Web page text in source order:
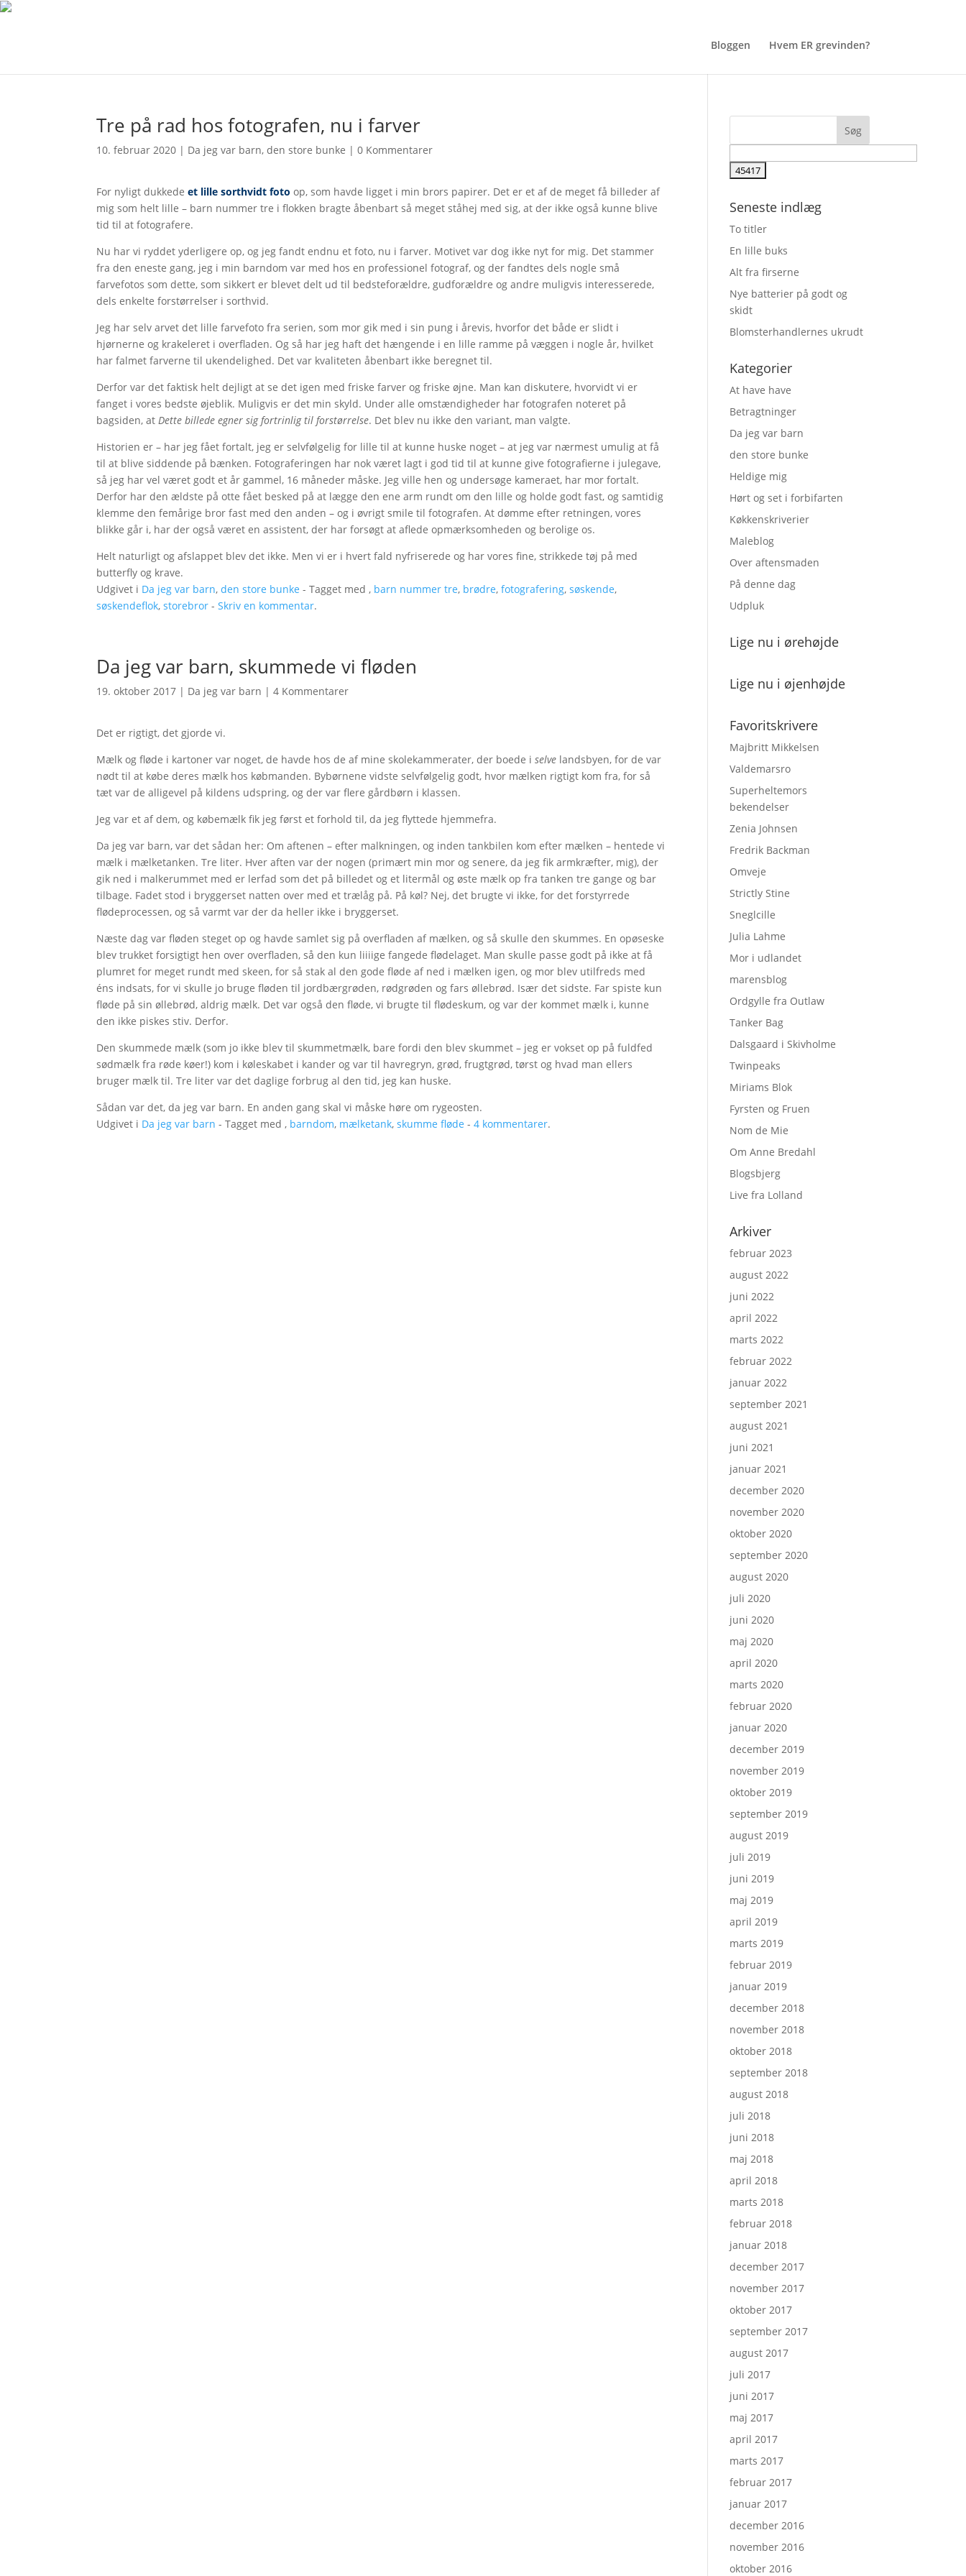
Bloggen Hvem ER grevinden?
Tre på rad hos fotografen, nu i farver
10. februar 2020 | Da jeg var barn,den store bunke |0 Kommentarer
For nyligt dukkedeet lille sorthvidt foto op, som havde ligget i min brors papirer. Det er et af de meget få billeder af
mig som helt lille – barn nummer tre i flokken bragte åbenbart så meget ståhej med sig, at der ikke også kunne blive
tid til at fotografere.
Nu har vi ryddet yderligere op, og jeg fandt endnu et foto, nu i farver. Motivet var dog ikke nyt for mig. Det stammer
fra den eneste gang, jeg i min barndom var med hos en professionel fotograf, og der fandtes dels nogle små
farvefotos som dette, som sikkert er blevet delt ud til bedsteforældre, gudforældre og andre muligvis interesserede,
dels enkelte forstørrelser i sorthvid.
Jeg har selv arvet det lille farvefoto fra serien, som mor gik med i sin pung i årevis, hvorfor det både er slidt i
hjørnerne og krakeleret i overfladen. Og så har jeg haft det hængende i en lille ramme på væggen i nogle år, hvilket
har falmet farverne til ukendelighed. Det var kvaliteten åbenbart ikke beregnet til.
Derfor var det faktisk helt dejligt at se det igen med friske farver og friske øjne. Man kan diskutere, hvorvidt vi er
fanget i vores bedste øjeblik. Muligvis er det min skyld. Under alle omstændigheder har fotografen noteret på
bagsiden, atDette billede egner sig fortrinlig til forstørrelse. Det blev nu ikke den variant, man valgte.
Historien er – har jeg fået fortalt, jeg er selvfølgelig for lille til at kunne huske noget – at jeg var nærmest umulig at få
til at blive siddende på bænken. Fotograferingen har nok været lagt i god tid til at kunne give fotografierne i julegave,
så jeg har vel været godt et år gammel, 16 måneder måske. Jeg ville hen og undersøge kameraet, har mor fortalt.
Derfor har den ældste på otte fået besked på at lægge den ene arm rundt om den lille og holde godt fast, og samtidig
klemme den femårige bror fast med den anden – og i øvrigt smile til fotografen. At dømme efter retningen, vores
blikke går i, har der også været en assistent, der har forsøgt at aflede opmærksomheden og berolige os.
Helt naturligt og afslappet blev det ikke. Men vi er i hvert fald nyfriserede og har vores fine, strikkede tøj på med
butterfly og krave.
Udgivet i Da jeg var barn,den store bunke - Tagget med , barn nummer tre, brødre,fotografering,søskende,
søskendeflok,storebror -Skriv en kommentar.
Da jeg var barn, skummede vi fløden
19. oktober 2017 | Da jeg var barn |4 Kommentarer
Det er rigtigt, det gjorde vi.
Mælk og fløde i kartoner var noget, de havde hos de af mine skolekammerater, der boede iselve landsbyen, for de var
nødt til at købe deres mælk hos købmanden. Bybørnene vidste selvfølgelig godt, hvor mælken rigtigt kom fra, for så
tæt var de alligevel på kildens udspring, og der var flere gårdbørn i klassen.
Jeg var et af dem, og købemælk fik jeg først et forhold til, da jeg flyttede hjemmefra.
Da jeg var barn, var det sådan her: Om aftenen – efter malkningen, og inden tankbilen kom efter mælken – hentede vi
mælk i mælketanken. Tre liter. Hver aften var der nogen (primært min mor og senere, da jeg fik armkræfter, mig), der
gik ned i malkerummet med er lerfad som det på billedet og et litermål og øste mælk op fra tanken tre gange og bar
tilbage. Fadet stod i bryggerset natten over med et trælåg på. På køl? Nej, det brugte vi ikke, for det forstyrrede
flødeprocessen, og så varmt var der da heller ikke i bryggerset.
Næste dag var fløden steget op og havde samlet sig på overfladen af mælken, og så skulle den skummes. En opøseske
blev trukket forsigtigt hen over overfladen, så den kun liiiige fangede flødelaget. Man skulle passe godt på ikke at få
plumret for meget rundt med skeen, for så stak al den gode fløde af ned i mælken igen, og mor blev utilfreds med
éns indsats, for vi skulle jo bruge fløden til jordbærgrøden, rødgrøden og fars øllebrød. Især det sidste. Far spiste kun
fløde på sin øllebrød, aldrig mælk. Det var også den fløde, vi brugte til flødeskum, og var der kommet mælk i, kunne
den ikke piskes stiv. Derfor.
Den skummede mælk (som jo ikke blev til skummetmælk, bare fordi den blev skummet – jeg er vokset op på fuldfed
sødmælk fra røde køer!) kom i køleskabet i kander og var til havregryn, grød, frugtgrød, tørst og hvad man ellers
bruger mælk til. Tre liter var det daglige forbrug al den tid, jeg kan huske.
Sådan var det, da jeg var barn. En anden gang skal vi måske høre om rygeosten.
Udgivet i Da jeg var barn - Tagget med , barndom, mælketank,skumme fløde -4 kommentarer.
Seneste indlæg
To titler
En lille buks
Alt fra firserne
Nye batterier på godt og
skidt
Blomsterhandlernes ukrudt
Kategorier
At have have
Betragtninger
Da jeg var barn
den store bunke
Heldige mig
Hørt og set i forbifarten
Køkkenskriverier
Maleblog
Over aftensmaden
På denne dag
Udpluk
Lige nu i ørehøjde
Lige nu i øjenhøjde
Favoritskrivere
Majbritt Mikkelsen
Valdemarsro
Superheltemors
bekendelser
Zenia Johnsen
Fredrik Backman
Omveje
Strictly Stine
Sneglcille
Julia Lahme
Mor i udlandet
marensblog
Ordgylle fra Outlaw
Tanker Bag
Dalsgaard i Skivholme
Twinpeaks
Miriams Blok
Fyrsten og Fruen
Nom de Mie
Om Anne Bredahl
Blogsbjerg
Live fra Lolland
Arkiver
februar 2023
august 2022
juni 2022
april 2022
marts 2022
februar 2022
januar 2022
september 2021
august 2021
juni 2021
januar 2021
december 2020
november 2020
oktober 2020
september 2020
august 2020
juli 2020
juni 2020
maj 2020
april 2020
marts 2020
februar 2020
januar 2020
december 2019
november 2019
oktober 2019
september 2019
august 2019
juli 2019
juni 2019
maj 2019
april 2019
marts 2019
februar 2019
januar 2019
december 2018
november 2018
oktober 2018
september 2018
august 2018
juli 2018
juni 2018
maj 2018
april 2018
marts 2018
februar 2018
januar 2018
december 2017
november 2017
oktober 2017
september 2017
august 2017
juli 2017
juni 2017
maj 2017
april 2017
marts 2017
februar 2017
januar 2017
december 2016
november 2016
oktober 2016